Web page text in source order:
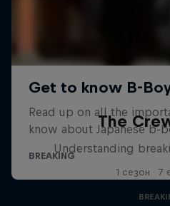
The
Understanding
1 сезон · 7